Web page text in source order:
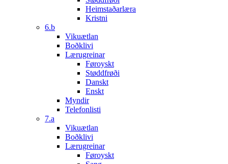
Heimstaðarlæra
Kristni
6.b
Vikuætlan
Boðklivi
Lærugreinar
Føroyskt
Støddfrøði
Danskt
Enskt
Myndir
Telefonlisti
7.a
Vikuætlan
Boðklivi
Lærugreinar
Føroyskt